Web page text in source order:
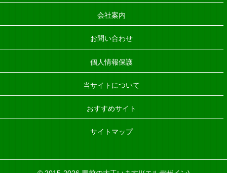
会社案内
お問い合わせ
個人情報保護
当サイトについて
おすすめサイト
サイトマップ